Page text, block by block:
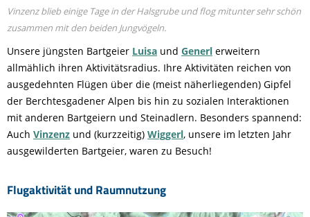
Vinzenz blieb einige Tage in der Halsgrube und flog mitunter sehr schön
zusammen mit den beiden Jungvögeln.
Unsere jüngsten Bartgeier Luisa und Generl erweitern
allmählich ihren Aktivitätsradius. Ihre Aktivitäten reichen von
ausgedehnten Flügen über die (meist näherliegenden) Gipfel
der Berchtesgadener Alpen bis hin zu sozialen Interaktionen
mit anderen Bartgeiern und Steinadlern. Besonders spannend:
Auch Vinzenz und (kurzzeitig) Wiggerl, unsere im letzten Jahr
ausgewilderten Bartgeier, waren zu Besuch!
Flugaktivität und Raumnutzung